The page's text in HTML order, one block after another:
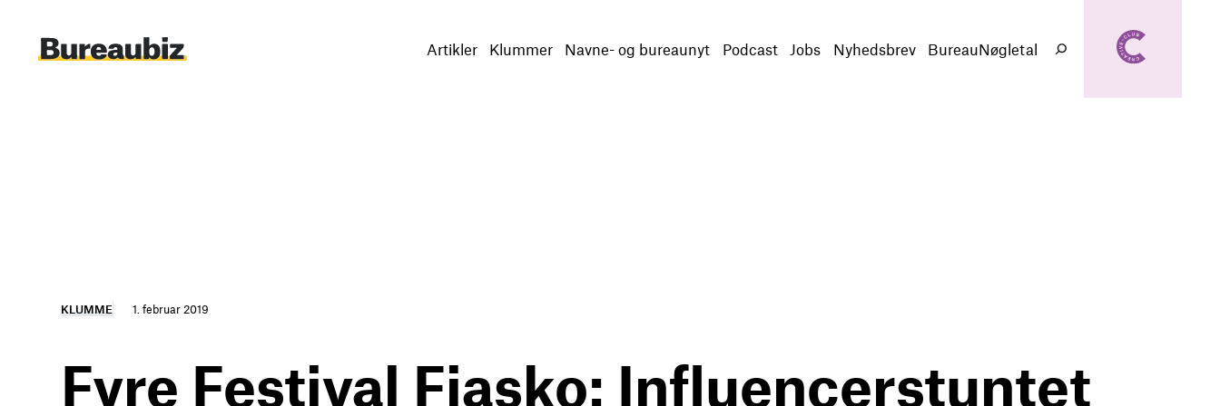
indhold
Artikler Klummer Navne- og bureaunyt Podcast Jobs Nyhedsbrev BureauNøgletal
Søg
KLUMME 1. februar 2019
Fyre Festival Fiasko: Influencerstuntet